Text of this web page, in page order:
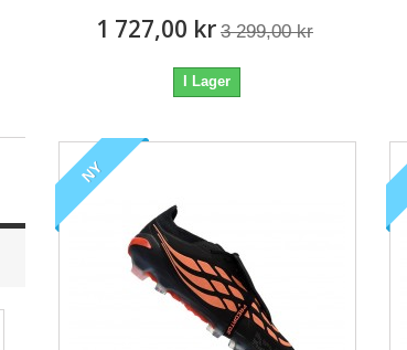
1 727,00 kr 3 299,00 kr
I Lager
NY